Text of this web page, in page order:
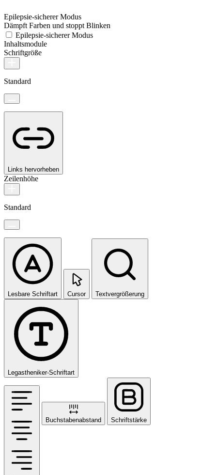
Epilepsie-sicherer Modus
Dämpft Farben und stoppt Blinken
Epilepsie-sicherer Modus
Inhaltsmodule
Schriftgröße
Standard
Links hervorheben
Zeilenhöhe
Standard
Lesbare Schriftart Cursor Textvergrößerung
Legastheniker-Schriftart
Buchstabenabstand Schriftstärke